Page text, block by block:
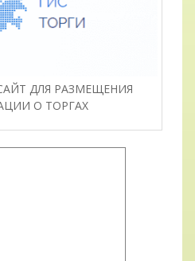
ДЛЯ РАЗМЕЩЕНИЯ
О ТОРГАХ